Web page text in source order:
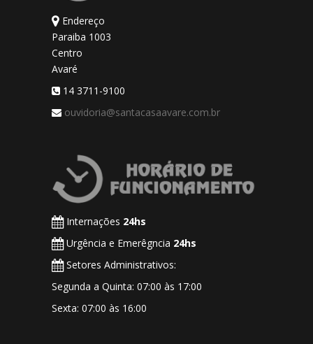
Endereço
Paraiba 1003
Centro
Avaré
14 3711-9100
ouvidoria@santacasaavare.com.br
Internações 24hs
Urgência e Emerêgncia 24hs
Setores Administrativos:
Segunda a Quinta: 07:00 às 17:00
Sexta: 07:00 às 16:00